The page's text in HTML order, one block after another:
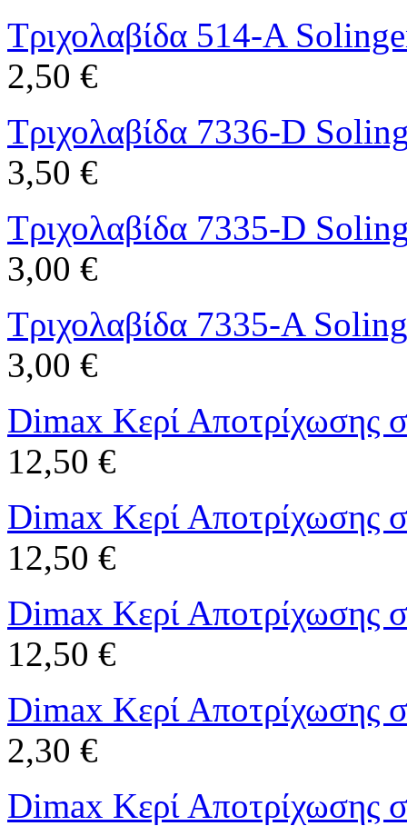
Τριχολαβίδα 514-A
2,50 €
Τριχολαβίδα 7336-D
3,50 €
Τριχολαβίδα 7335-D
3,00 €
Τριχολαβίδα 7335-A
3,00 €
Dimax Κερί Αποτρίχωσης
12,50 €
Dimax Κερί Αποτρίχωσης
12,50 €
Dimax Κερί Αποτρίχωσης
12,50 €
Dimax Κερί Αποτρίχωσης
2,30 €
Dimax Κερί Αποτρίχωσης